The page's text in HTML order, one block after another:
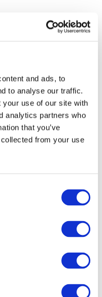
and ads, to
to analyse our traffic.
your use of our site with
analytics partners who
that you’ve
from your use
Заходи